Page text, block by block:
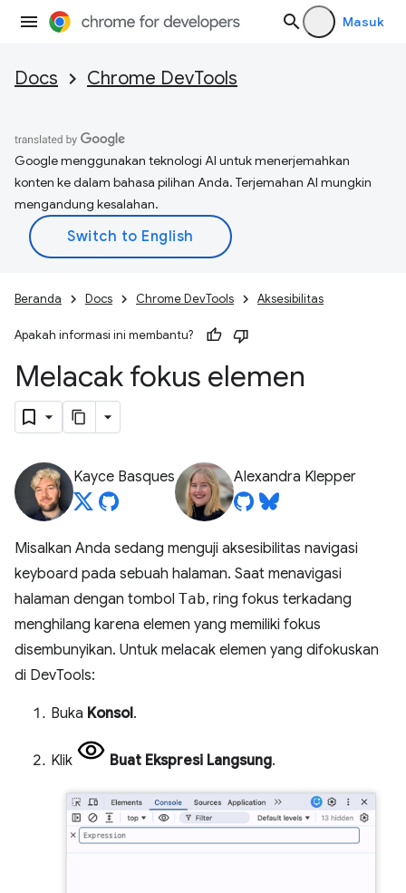
Masuk
Docs Chrome DevTools
Google menggunakan teknologi AI untuk menerjemahkan
konten ke dalam bahasa pilihan Anda. Terjemahan AI mungkin
mengandung kesalahan.
Beranda Docs Chrome DevTools Aksesibilitas
Apakah informasi ini membantu?
Melacak fokus elemen
Kayce Basques Alexandra Klepper
Misalkan Anda sedang menguji aksesibilitas navigasi
keyboard pada sebuah halaman. Saat menavigasi
halaman dengan tombol Tab, ring fokus terkadang
menghilang karena elemen yang memiliki fokus
disembunyikan. Untuk melacak elemen yang difokuskan
di DevTools:
Buka Konsol.
Klik Buat Ekspresi Langsung.